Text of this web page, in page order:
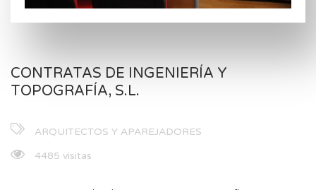
CONTRATAS DE INGENIERÍA Y
TOPOGRAFÍA, S.L.
ARQUITECTOS Y APAREJADORES
4485 visitas